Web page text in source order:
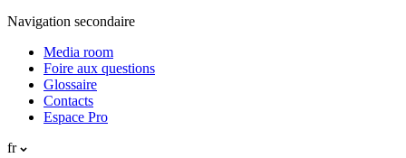
Navigation secondaire
Media room
Foire aux questions
Glossaire
Contacts
Espace Pro
fr